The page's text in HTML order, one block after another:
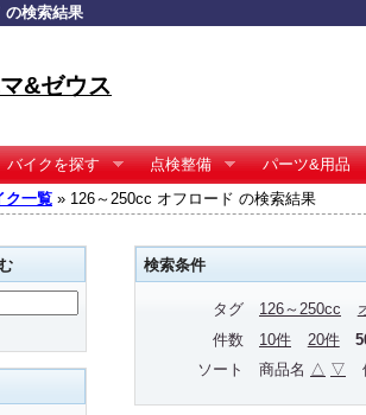
の検索結果
&ゼウス
バイクを探す 点検整備
パーツ&用品
ク一覧 » 126～250cc オフロード の検索結果
検索条件
タグ 126～250cc
件数
10件 20件
ソート
商品名 △ ▽